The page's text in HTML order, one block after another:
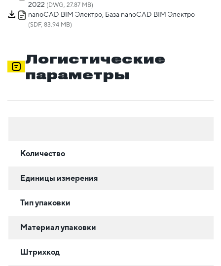
2022 (DWG, 27.87 MB)
nanoCAD BIM Электро, База nanoCAD BIM Электро
(SDF, 83.94 MB)
Логистические
параметры
Количество
Единицы измерения
Тип упаковки
Материал упаковки
Штрихкод